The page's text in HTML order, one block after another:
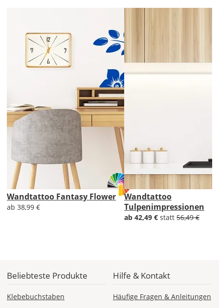
DE
Economy
Deutschland
ohne
Produktionsaufschlag
Versandkosten 1,99
EUR
AT
CH
Wandtattoo Fantasy Flower
ab 38,99 €
Wandtattoo
Tulpenimpressionen
ab 42,49 € statt 56,49 €
Beliebteste Produkte
Klebebuchstaben
Hilfe & Kontakt
Häufige Fragen & Anleitungen